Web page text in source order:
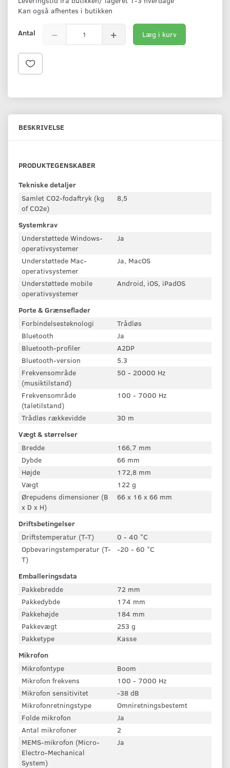
Kan også afhentes i butikken
Antal Læg i kurv
BESKRIVELSE
PRODUKTEGENSKABER
Tekniske detaljer
Samlet CO2-fodaftryk (kg
of CO2e)
8,5
Systemkrav
Understøttede Windows-
operativsystemer
Ja
Understøttede Mac-
operativsystemer
Ja, MacOS
Understøttede mobile
operativsystemer
Android, iOS, iPadOS
Porte & Grænseflader
Forbindelsesteknologi
Trådløs
Bluetooth
Ja
Bluetooth-profiler
A2DP
Bluetooth-version
5.3
Frekvensområde
(musiktilstand)
50 - 20000 Hz
Frekvensområde
(taletilstand)
100 - 7000 Hz
Trådløs rækkevidde
30 m
Vægt & størrelser
Bredde
166,7 mm
Dybde
66 mm
Højde
172,8 mm
Vægt
122 g
Ørepudens dimensioner (B
x D x H)
66 x 16 x 66 mm
Driftsbetingelser
Driftstemperatur (T-T)
0 - 40 °C
Opbevaringstemperatur (T-
T)
-20 - 60 °C
Emballeringsdata
Pakkebredde
72 mm
Pakkedybde
174 mm
Pakkehøjde
184 mm
Pakkevægt
253 g
Pakketype
Kasse
Mikrofon
Mikrofontype
Boom
Mikrofon frekvens
100 - 7000 Hz
Mikrofon sensitivitet
-38 dB
Mikrofonretningstype
Omniretningsbestemt
Folde mikrofon
Ja
Antal mikrofoner
2
MEMS-mikrofon (Micro-
Electro-Mechanical
System)
Ja